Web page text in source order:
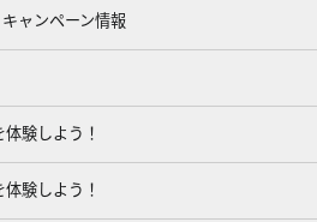
ャンペーン情報
験しよう！
験しよう！